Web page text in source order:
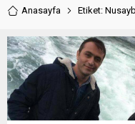
Anasayfa Etiket: